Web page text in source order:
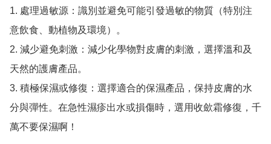
1. 處理過敏源：識別並避免可能引發過敏的物質（特別注
意飲食、動植物及環境）。
2. 減少避免刺激：減少化學物對皮膚的刺激，選擇溫和及
天然的護膚產品。
3. 積極保濕或修復：選擇適合的保濕產品，保持皮膚的水
分與彈性。在急性濕疹出水或損傷時，選用收歛霜修復，千
萬不要保濕啊！